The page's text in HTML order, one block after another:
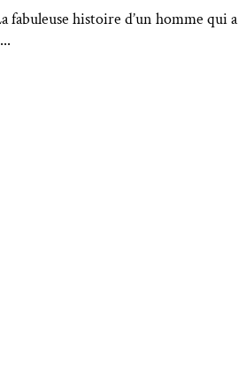
fabuleuse histoire d’un homme qui a